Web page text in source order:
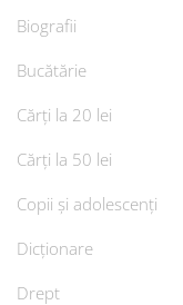
Biografii
Bucătărie
Cărți la 20 lei
Cărți la 50 lei
Copii și adolescenți
Dicționare
Drept